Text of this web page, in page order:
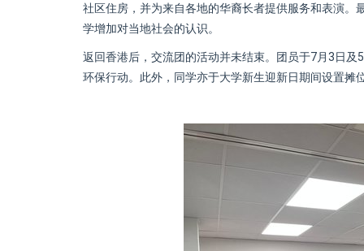
社区住房，并为来自各地的华裔长者提供服务和表演
学增加对当地社会的认识。
返回香港后，交流团的活动并未结束。团员于7月3日
环保行动。此外，同学亦于大学新生迎新日期间设置